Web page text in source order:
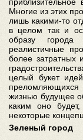
Многие из этих
лишь какими-то
в целом так и
образу города
реалистичные
более затратных
целый букет
жизнью будущее
каким оно
некоторые
Зеленый город